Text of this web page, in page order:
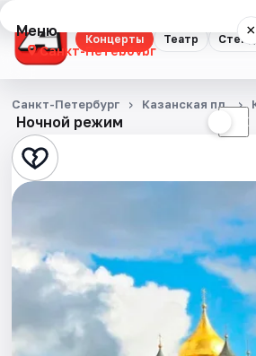
Концерты Театр
Меню ×
Санкт-Петербург
Концерты
Театр
Стендап
Квесты
Экскурсии
Ночной режим ☾
Санкт-Петербург Казанская пл.